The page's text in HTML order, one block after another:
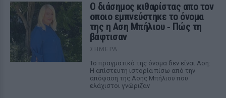
Ο διάσημος κιθαρίστας απο τον
οποιο εμπνεύστηκε το όνομα
της η Αση Μπήλιου ‑ Πώς τη
βάφτισαν
ΣΉΜΕΡΑ
Το πραγματικό της όνομα δεν είναι Αση:
Η απίστευτη ιστορία πίσω από την
απόφαση της Ασης Μπήλιου που
ελάχιστοι γνώριζαν